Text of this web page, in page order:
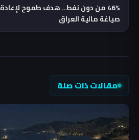
46% من دون نفط.. هدف طموح لإعادة
صياغة مالية العراق
مقالات ذات صلة